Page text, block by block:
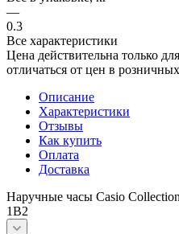
—
0.3
Все характеристики
Цена действительна только
отличаться от цен в
Описание
Характеристики
Отзывы
Как купить
Оплата
Доставка
Наручные часы Casio
1B2